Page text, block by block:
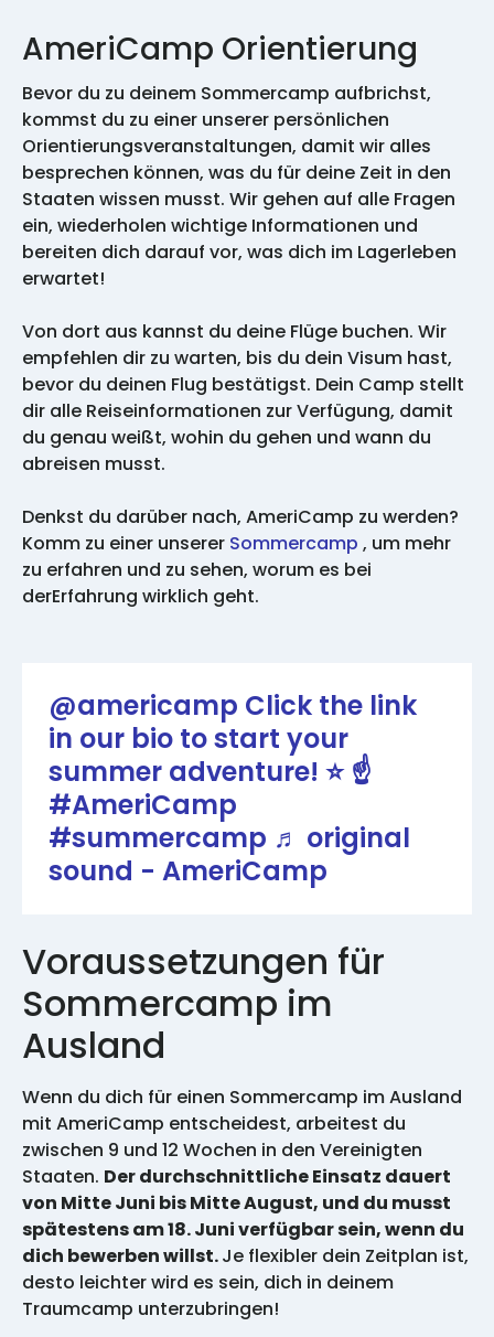
AmeriCamp Orientierung
Bevor du zu deinem Sommercamp aufbrichst,
kommst du zu einer unserer persönlichen
Orientierungsveranstaltungen, damit wir alles
besprechen können, was du für deine Zeit in den
Staaten wissen musst. Wir gehen auf alle Fragen
ein, wiederholen wichtige Informationen und
bereiten dich darauf vor, was dich im Lagerleben
erwartet!
Von dort aus kannst du deine Flüge buchen. Wir
empfehlen dir zu warten, bis du dein Visum hast,
bevor du deinen Flug bestätigst. Dein Camp stellt
dir alle Reiseinformationen zur Verfügung, damit
du genau weißt, wohin du gehen und wann du
abreisen musst.
Denkst du darüber nach, AmeriCamp zu werden?
Komm zu einer unserer Sommercamp , um mehr
zu erfahren und zu sehen, worum es bei
derErfahrung wirklich geht.
@americamp Click the link
in our bio to start your
summer adventure! ⭐️ ☝️
#AmeriCamp
#summercamp ♬ original
sound - AmeriCamp
Voraussetzungen für
Sommercamp im
Ausland
Wenn du dich für einen Sommercamp im Ausland
mit AmeriCamp entscheidest, arbeitest du
zwischen 9 und 12 Wochen in den Vereinigten
Staaten. Der durchschnittliche Einsatz dauert
von Mitte Juni bis Mitte August, und du musst
spätestens am 18. Juni verfügbar sein, wenn du
dich bewerben willst.Je flexibler dein Zeitplan ist,
desto leichter wird es sein, dich in deinem
Traumcamp unterzubringen!